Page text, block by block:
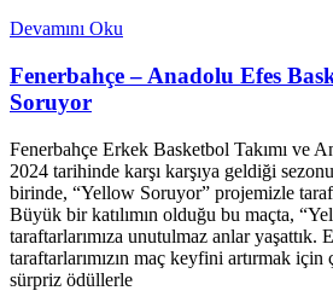
Devamını Oku
Fenerbahçe – Anadolu Efes
Soruyor
Fenerbahçe Erkek Basketbol Takımı ve
2024 tarihinde karşı karşıya geldiği
birinde, “Yellow Soruyor” projemizle
Büyük bir katılımın olduğu bu maçta,
taraftarlarımıza unutulmaz anlar yaşattık.
taraftarlarımızın maç keyfini artırmak
sürpriz ödüllerle